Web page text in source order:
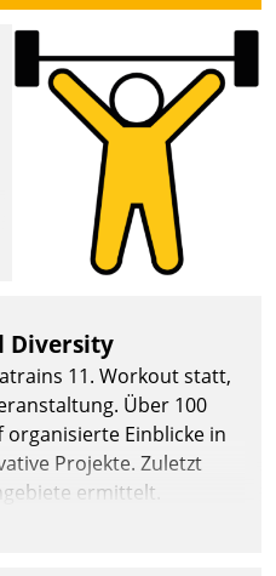
Diversity
11. Workout statt,
Über 100
Einblicke in
Projekte. Zuletzt
ermittelt.